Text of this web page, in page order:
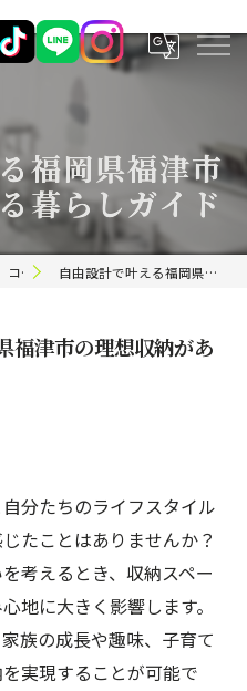
福岡県福津市
暮らしガイド
コラム 自由設計で叶える福岡県福津市の理想収納がある暮らしガイド
福津市の理想収納があ
分たちのライフスタイル
たことはありませんか？
考えるとき、収納スペー
地に大きく影響します。
族の成長や趣味、子育て
実現することが可能で